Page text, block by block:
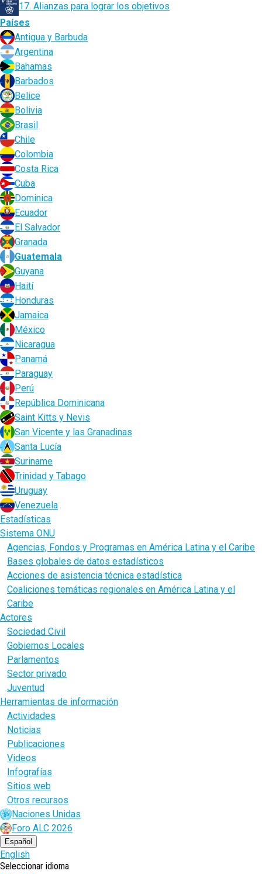
17. Alianzas para lograr los objetivos
Países
Antigua y Barbuda
Argentina
Bahamas
Barbados
Belice
Bolivia
Brasil
Chile
Colombia
Costa Rica
Cuba
Dominica
Ecuador
El Salvador
Granada
Guatemala
Guyana
Haití
Honduras
Jamaica
México
Nicaragua
Panamá
Paraguay
Perú
República Dominicana
Saint Kitts y Nevis
San Vicente y las Granadinas
Santa Lucía
Suriname
Trinidad y Tabago
Uruguay
Venezuela
Estadísticas
Sistema ONU
Agencias, Fondos y Programas en América Latina y el Caribe
Bases globales de datos estadísticos
Acciones de asistencia técnica estadística
Coaliciones temáticas regionales en América Latina y el
Caribe
Actores
Sociedad Civil
Gobiernos Locales
Parlamentos
Sector privado
Juventud
Herramientas de información
Actividades
Noticias
Publicaciones
Videos
Infografías
Sitios web
Otros recursos
Naciones Unidas
Foro ALC 2026
Español
English
Seleccionar idioma